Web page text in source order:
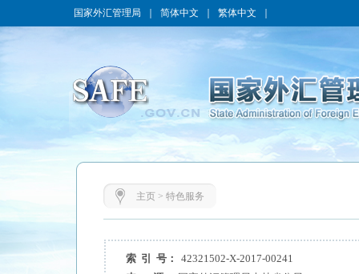
国家外汇管理局 简体中文 繁体中文
主页> 特色服务
索 引 号：
42321502-X-2017-00241